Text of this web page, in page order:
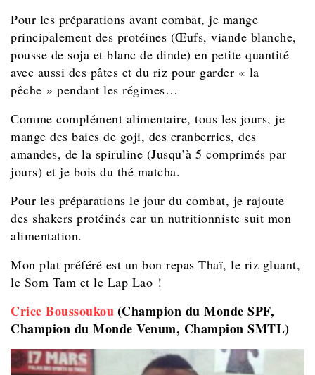
Pour les préparations avant combat, je mange
principalement des protéines (Œufs, viande blanche,
pousse de soja et blanc de dinde) en petite quantité
avec aussi des pâtes et du riz pour garder « la
pêche » pendant les régimes…
Comme complément alimentaire, tous les jours, je
mange des baies de goji, des cranberries, des
amandes, de la spiruline (Jusqu’à 5 comprimés par
jours) et je bois du thé matcha.
Pour les préparations le jour du combat, je rajoute
des shakers protéinés car un nutritionniste suit mon
alimentation.
Mon plat préféré est un bon repas Thaï, le riz gluant,
le Som Tam et le Lap Lao !
Crice Boussoukou(Champion du Monde SPF,
Champion du Monde Venum, Champion SMTL)